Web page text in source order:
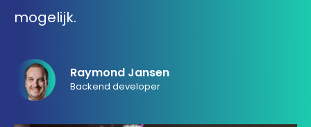
Werken bij Axendo
033 432 3038
mogelijk.
Raymond Jansen
Backend developer